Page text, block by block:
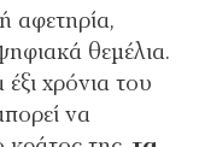
αφετηρία,
θεμέλια.
χρόνια του
να